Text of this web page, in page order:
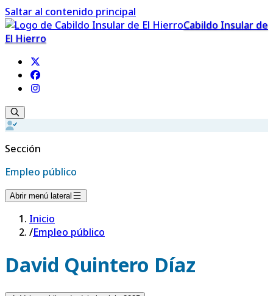
Saltar al contenido principal
Cabildo Insular de
El Hierro
Sección
Empleo público
Abrir menú lateral
Inicio
/Empleo público
David Quintero Díaz